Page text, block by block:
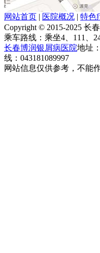
网站首页 | 医院概况 | 特色
Copyright © 2015-2025 长
乘车路线：乘坐4、111、
长春博润银屑病医院地址
线：043181089997
网站信息仅供参考，不能